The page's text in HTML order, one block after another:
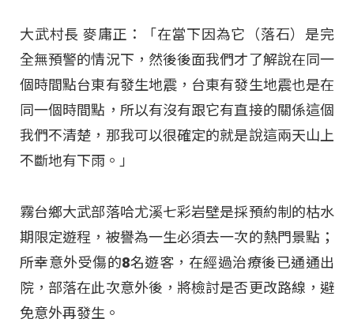
大武村長 麥庸正：「在當下因為它（落石）是完
全無預警的情況下，然後後面我們才了解說在同一
個時間點台東有發生地震，台東有發生地震也是在
同一個時間點，所以有沒有跟它有直接的關係這個
我們不清楚，那我可以很確定的就是說這兩天山上
不斷地有下雨。」
霧台鄉大武部落哈尤溪七彩岩壁是採預約制的枯水
期限定遊程，被譽為一生必須去一次的熱門景點；
所幸意外受傷的8名遊客，在經過治療後已通通出
院，部落在此次意外後，將檢討是否更改路線，避
免意外再發生。